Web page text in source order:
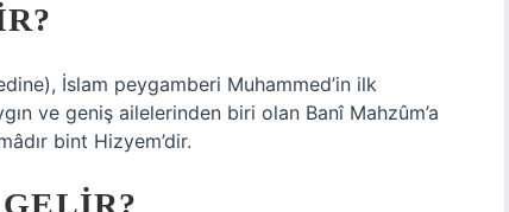
İslam peygamberi Muhammed’in ilk
ve geniş ailelerinden biri olan Banî Mahzûm’a
bint Hizyem’dir.